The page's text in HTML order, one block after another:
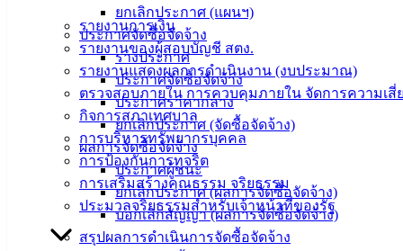
ยกเลิกประกาศ (แผนฯ)
ประกาศจัดซื้อจัดจ้าง
ร่างประกาศ
ประกาศจัดซื้อจัดจ้าง
ประกาศราคากลาง
ยกเลิกประกาศ (จัดซื้อจัดจ้าง)
ผลการจัดซื้อจัดจ้าง
ประกาศผู้ชนะ
ยกเลิกประกาศ (ผลการจัดซื้อจัดจ้าง)
บอกเลิกสัญญา (ผลการจัดซื้อจัดจ้าง)
สรุปผลการดำเนินการจัดซื้อจัดจ้าง
รายงานการเงิน
รายงานของผู้สอบบัญชี สตง.
รายงานแสดงผลการดำเนินงาน (งบประมาณ)
ตรวจสอบภายใน การควบคุมภายใน จัดการความเสี่
กิจการสภาเทศบาล
การบริหารทรัพยากรบุคคล
การป้องกันการทุจริต
การเสริมสร้างคุณธรรม จริยธรรม
ประมวลจริยธรรมสำหรับเจ้าหน้าที่ของรัฐ
ความรู้
(Knowledge
Management)
เทศบาล
สายตรง
นายก
ประวัติ